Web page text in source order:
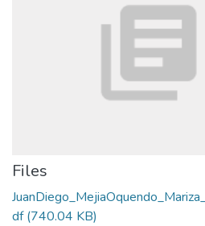
Files
df(740.04 KB)